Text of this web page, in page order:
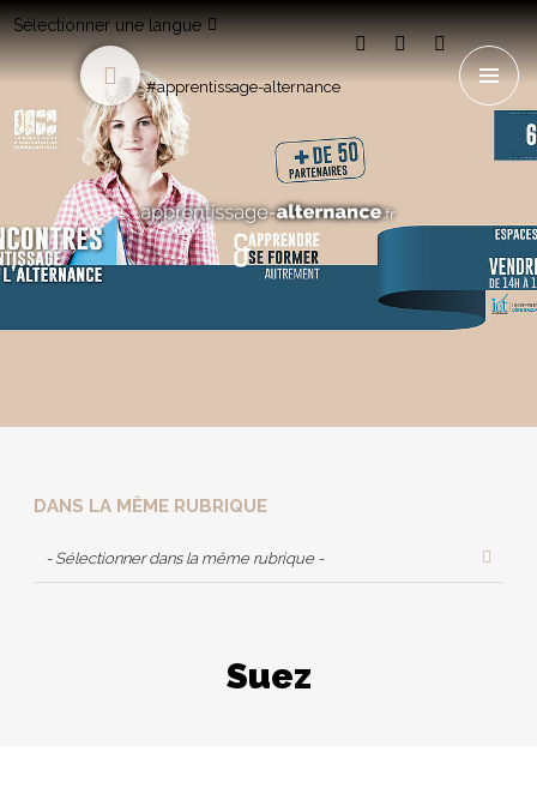
Sélectionner une langue
#apprentissage-alternance
DANS LA MÊME RUBRIQUE
- Sélectionner dans la même rubrique -
Suez